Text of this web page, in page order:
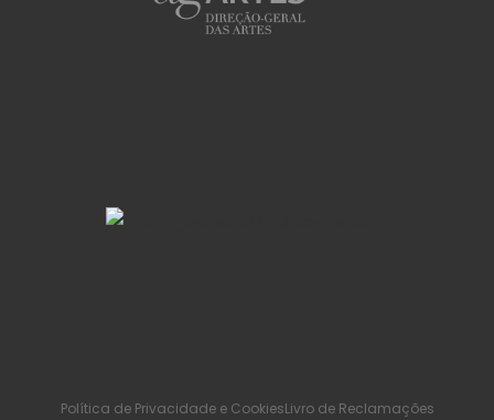
Política de Privacidade e CookiesLivro de Reclamações